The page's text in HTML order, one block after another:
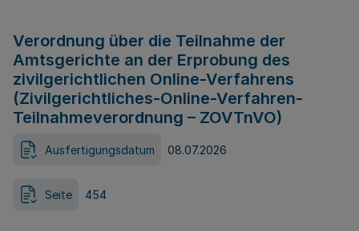
Verordnung über die Teilnahme der
Amtsgerichte an der Erprobung des
zivilgerichtlichen Online-Verfahrens
(Zivilgerichtliches-Online-Verfahren-
Teilnahmeverordnung – ZOVTnVO)
Ausfertigungsdatum 08.07.2026
Seite 454